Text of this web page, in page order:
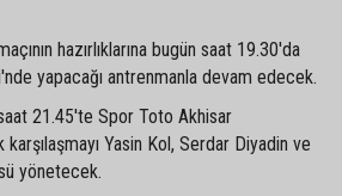
hazırlıklarına bugün saat 19.30'da
yapacağı antrenmanla devam edecek.
21.45'te Spor Toto Akhisar
Yasin Kol, Serdar Diyadin ve
yönetecek.